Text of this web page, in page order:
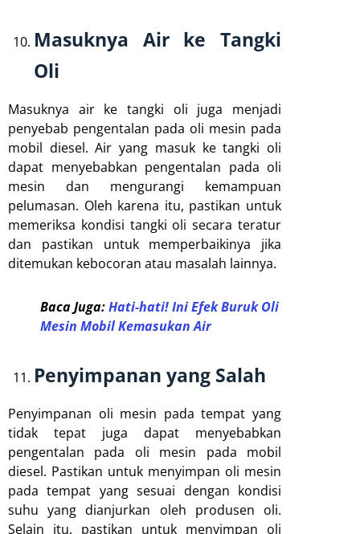
Masuknya Air ke Tangki
Oli
Masuknya air ke tangki oli juga menjadi
penyebab pengentalan pada oli mesin pada
mobil diesel. Air yang masuk ke tangki oli
dapat menyebabkan pengentalan pada oli
mesin dan mengurangi kemampuan
pelumasan. Oleh karena itu, pastikan untuk
memeriksa kondisi tangki oli secara teratur
dan pastikan untuk memperbaikinya jika
ditemukan kebocoran atau masalah lainnya.
Baca Juga:Hati-hati! Ini Efek Buruk Oli
Mesin Mobil Kemasukan Air
Penyimpanan yang Salah
Penyimpanan oli mesin pada tempat yang
tidak tepat juga dapat menyebabkan
pengentalan pada oli mesin pada mobil
diesel. Pastikan untuk menyimpan oli mesin
pada tempat yang sesuai dengan kondisi
suhu yang dianjurkan oleh produsen oli.
Selain itu, pastikan untuk menyimpan oli